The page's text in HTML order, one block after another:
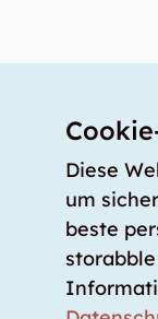
Mehr über
Medienbeiträge
Wie gross muss
Was kostet ein
Für
Diese
um
beste